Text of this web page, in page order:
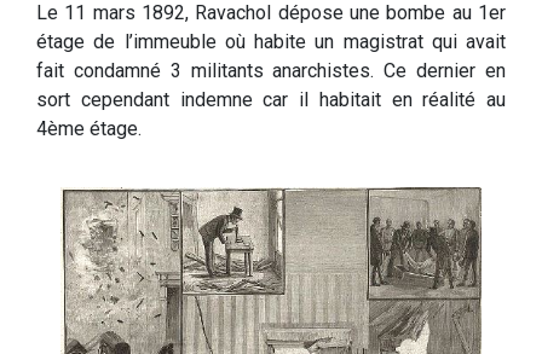
Le 11 mars 1892, Ravachol dépose une bombe au 1er
étage de l’immeuble où habite un magistrat qui avait
fait condamné 3 militants anarchistes. Ce dernier en
sort cependant indemne car il habitait en réalité au
4ème étage.